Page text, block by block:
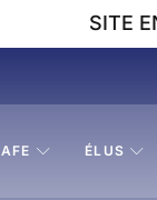
SITE
AFE ÉLUS